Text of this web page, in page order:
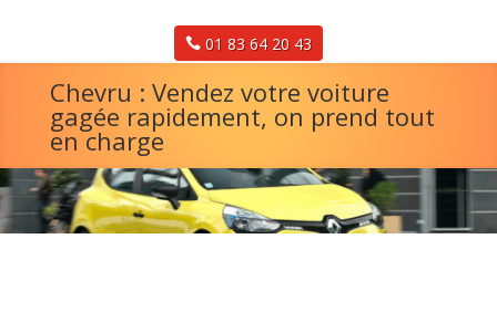
01 83 64 20 43
Chevru : Vendez votre voiture
gagée rapidement, on prend tout
en charge